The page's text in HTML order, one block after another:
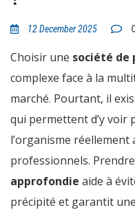
12 December 2025
Choisir une société de
complexe face à la
marché. Pourtant, il
qui permettent d’y voir
l’organisme réellement
professionnels.
approfondie aide à
précipité et garantit